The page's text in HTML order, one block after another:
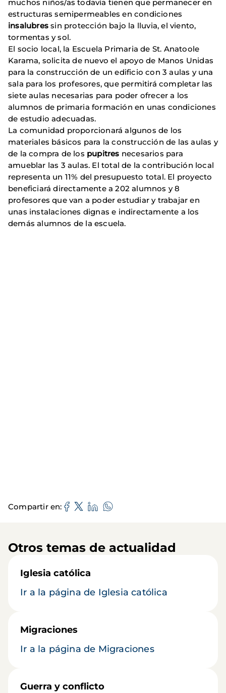
muchos niños/as todavía tienen que permanecer en
estructuras semipermeables en condiciones
insalubres sin protección bajo la lluvia, el viento,
tormentas y sol.
El socio local, la Escuela Primaria de St. Anatoole
Karama, solicita de nuevo el apoyo de Manos Unidas
para la construcción de un edificio con 3 aulas y una
sala para los profesores, que permitirá completar las
siete aulas necesarias para poder ofrecer a los
alumnos de primaria formación en unas condiciones
de estudio adecuadas.
La comunidad proporcionará algunos de los
materiales básicos para la construcción de las aulas y
de la compra de los pupitres necesarios para
amueblar las 3 aulas. El total de la contribución local
representa un 11% del presupuesto total. El proyecto
beneficiará directamente a 202 alumnos y 8
profesores que van a poder estudiar y trabajar en
unas instalaciones dignas e indirectamente a los
demás alumnos de la escuela.
Compartir en
Otros temas de actualidad
Iglesia católica
Ir a la página de Iglesia católica
Migraciones
Ir a la página de Migraciones
Guerra y conflicto